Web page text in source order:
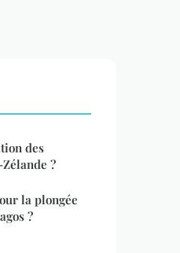
des
?
la plongée
?